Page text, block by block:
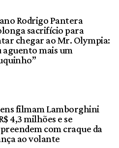
Rodrigo Pantera
sacrifício para
chegar ao Mr. Olympia:
aguento mais um
filmam Lamborghini
4,3 milhões e se
com craque da
ao volante